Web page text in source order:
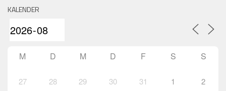
KALENDER
M D M D F S S
27 28 29 30 31 1 2